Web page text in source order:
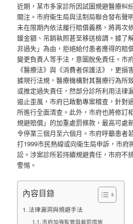
近期，某市多家診所因試圖規避醫療糾
關注。市府衛生局與法制局聯合發布聲
未在限期內依法履行賠償義務，將再次
鍰金額、吊銷執照甚至移送檢調。據了
非過失」為由，拒絕給付患者應得的賠
變更負責人等手法，意圖脫免責任。市
《醫療法》與《消費者保護法》，更損
據現行法規，醫療機構對其醫療行為所
或推定過失責任，然部分診所利用法律
遏止歪風，市府已啟動專案稽查，針對
所進行全面清查。此外，市府也將修訂
規避賠償」的加重處罰條款，最高可處
令停業三個月至六個月。市府呼籲患者
打1999市民熱線或向衛生局申訴，市府
訟。涉案診所若持續規避責任，市府不
警惕。
內容目錄
法律漏洞與規避手法
市府加強監管與裁罰措施